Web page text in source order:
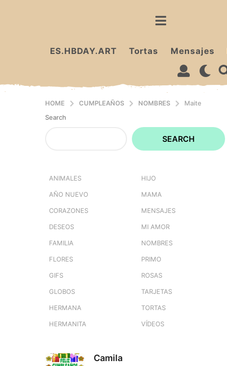
ES.HBDAY.ART Tortas Mensajes
HOME CUMPLEAÑOS NOMBRES Maite
Search
SEARCH
ANIMALES
AÑO NUEVO
CORAZONES
DESEOS
FAMILIA
FLORES
GIFS
GLOBOS
HERMANA
HERMANITA
HIJO
MAMA
MENSAJES
MI AMOR
NOMBRES
PRIMO
ROSAS
TARJETAS
TORTAS
VÍDEOS
Camila